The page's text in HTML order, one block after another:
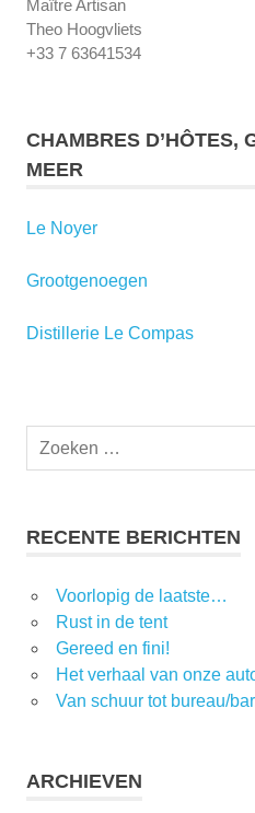
Maître Artisan
Theo Hoogvliets
+33 7 63641534
CHAMBRES D’HÔTES,
MEER
Le Noyer
Grootgenoegen
Distillerie Le Compas
RECENTE BERICHTEN
Voorlopig de laatste…
Rust in de tent
Gereed en fini!
Het verhaal van onze
Van schuur tot bureau/
ARCHIEVEN